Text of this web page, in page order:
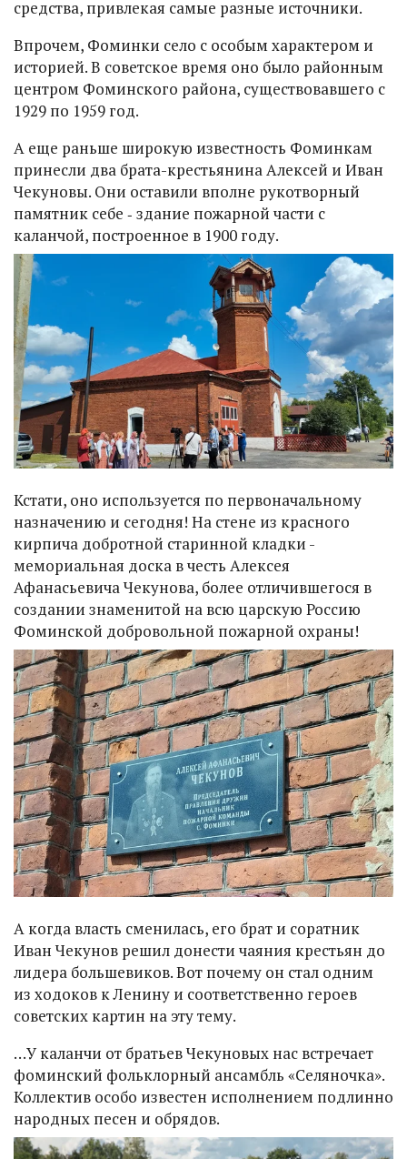
средства, привлекая самые разные источники.
Впрочем, Фоминки село с особым характером и
историей. В советское время оно было районным
центром Фоминского района, существовавшего с
1929 по 1959 год.
А еще раньше широкую известность Фоминкам
принесли два брата-крестьянина Алексей и Иван
Чекуновы. Они оставили вполне рукотворный
памятник себе ‑ здание пожарной части с
каланчой, построенное в 1900 году.
Кстати, оно используется по первоначальному
назначению и сегодня! На стене из красного
кирпича добротной старинной кладки -
мемориальная доска в честь Алексея
Афанасьевича Чекунова, более отличившегося в
создании знаменитой на всю царскую Россию
Фоминской добровольной пожарной охраны!
А когда власть сменилась, его брат и соратник
Иван Чекунов решил донести чаяния крестьян до
лидера большевиков. Вот почему он стал одним
из ходоков к Ленину и соответственно героев
советских картин на эту тему.
…У каланчи от братьев Чекуновых нас встречает
фоминский фольклорный ансамбль «Селяночка».
Коллектив особо известен исполнением подлинно
народных песен и обрядов.